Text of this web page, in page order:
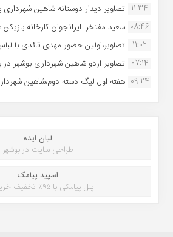
11:34 تصاویر دیدار دوستانه شاهین
08:46 سعید مفتخر :ایرانجوان کارخانه بازیکن
11:02
تصاویر،اولین حضور مهدی قائدی با
07:14 تصاویر اردو شاهین شهرداری بوشهر
09:24 هفته اول لیگ دسته دوم،شاهین
لیان ایده
طراحی سایت در بوشهر
اسپید پیامک
پنل پیامکی با ۹۵٪ تخفیف خرید پنل